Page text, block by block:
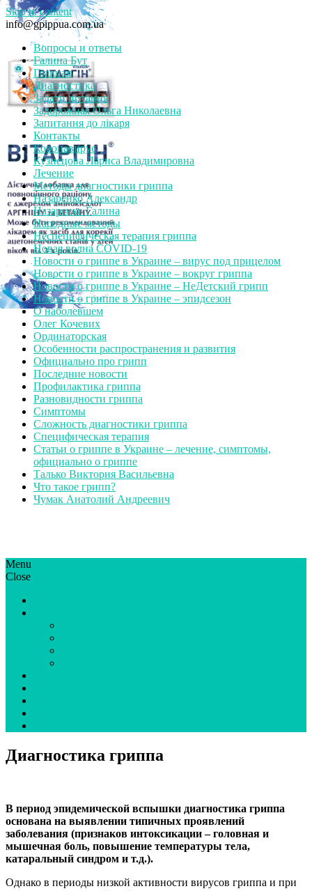
Skip to content
info@gpippua.com.ua
Вопросы и ответы
Галина Бут
Главная
Диагностика
Задати питання
Задорожная Ольга Николаевна
Запитання до лікаря
Контакты
Коронавирус
Кузнецова Лариса Владимировна
Лечение
Методы диагностики гриппа
Назаренко Александр
Назаренко Галина
Народные методы
Неспецифическая терапия гриппа
Новая волна COVID-19
Новости о гриппе в Украине – вирус под прицелом
Новости о гриппе в Украине – вокруг гриппа
Новости о гриппе в Украине – НеДетский грипп
Новости о гриппе в Украине – эпидсезон
О наболевшем
Олег Кочевих
Ординаторская
Особенности распространения и развития
Официально про грипп
Последние новости
Профилактика гриппа
Разновидности гриппа
Симптомы
Сложность диагностики гриппа
Специфическая терапия
Статьи о гриппе в Украине – лечение, симптомы,
официально о гриппе
Талько Виктория Васильевна
Что такое грипп?
Чумак Анатолий Андреевич
ГрипЮА: симптоми і лікування | Все про грип в Україні
Все про грип в Україні та Києві, профілактика грипу.
Menu
Close
Диагностика гриппа
В период эпидемической вспышки диагностика гриппа
основана на выявлении типичных проявлений
заболевания (признаков интоксикации – головная и
мышечная боль, повышение температуры тела,
катаральный синдром и т.д.).
Однако в периоды низкой активности вирусов гриппа и при